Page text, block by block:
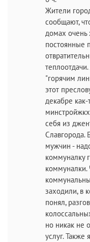
Жители
сообщают,
домах очень
постоянные
"горячим
этот
декабре
себя из
Славгорода.
мужчин -
коммуналку
коммуналки.
заходили, в
понял,
но никак не
услуг. Также